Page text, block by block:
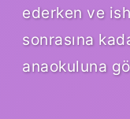
ederken ve
sonrasına
anaokuluna